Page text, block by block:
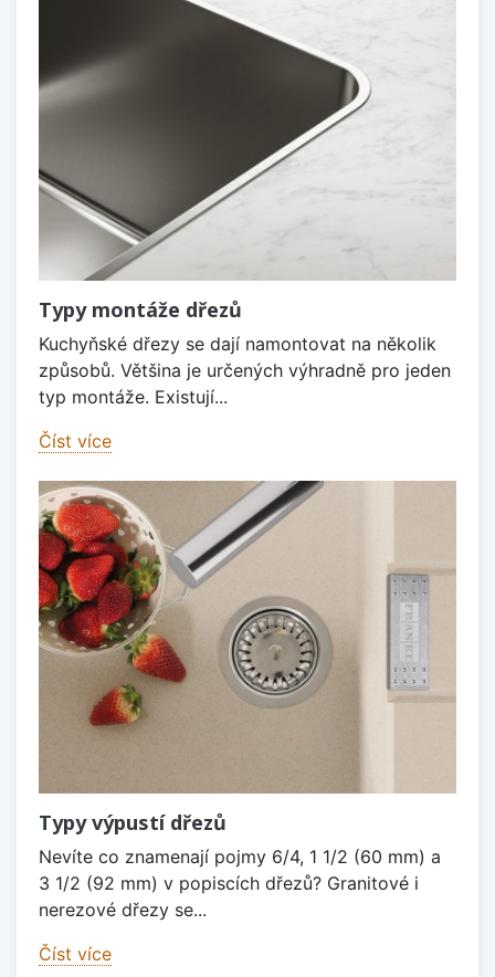
Typy montáže dřezů
Kuchyňské dřezy se dají namontovat na několik
způsobů. Většina je určených výhradně pro jeden
typ montáže. Existují...
Číst více
Typy výpustí dřezů
Nevíte co znamenají pojmy 6/4, 1 1/2 (60 mm) a
3 1/2 (92 mm) v popiscích dřezů? Granitové i
nerezové dřezy se...
Číst více